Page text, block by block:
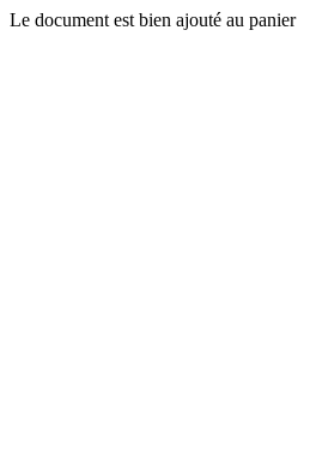
Le document est bien ajouté au panier